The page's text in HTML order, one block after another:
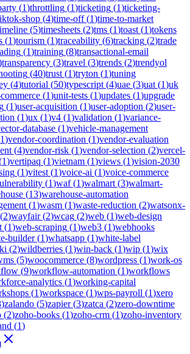
(1)throttling (1)ticketing (1)ticketing-
shop (4)time-off(1)time-to-market
(5)timesheets (2)tms (1)toast (1)tokens
(1)tourism (1)traceability (6)tracking (2)trade
(1)training (8)transactional-email
transparency (3)travel (3)trends (2)trendyol
(40)trust (1)tryton (1)tuning
(4)tutorial (50)typescript (4)uae (3)uat (1)uk
(1)unit-tests (1)updates (1)upgrade
(1)user-acquisition (1)user-adoption (2)user-
(1)ux (1)v4 (1)validation (1)variance-
database (1)vehicle-management
1)vendor-coordination (1)vendor-evaluation
(4)vendor-risk (1)vendor-selection (2)vercel-
1)vertipaq (1)vietnam (1)views (1)vision-2030
(1)vitest (1)voice-ai (1)voice-commerce
(1)waf(1)walmart (3)walmart-
(13)warehouse-automation
(1)wasm (1)waste-reduction (2)watsonx-
(2)wayfair(2)wcag (2)web (1)web-design
(1)web-scraping (1)web3 (1)webhooks
builder(1)whatsapp (1)white-label
(2)wildberries (1)win-back (1)wip (1)wix
(5)woocommerce (8)wordpress (1)work-os
(9)workflow-automation (1)workflows
analytics (1)working-capital
(1)workspace (1)wps-payroll (1)xero
)zalando (5)zapier(3)zatca (2)zero-downtime
(2)zoho-books (1)zoho-crm (1)zoho-inventory
(1)